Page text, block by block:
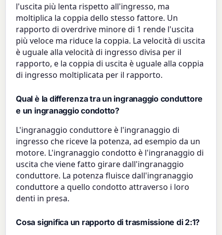
l'uscita più lenta rispetto all'ingresso, ma
moltiplica la coppia dello stesso fattore. Un
rapporto di overdrive minore di 1 rende l'uscita
più veloce ma riduce la coppia. La velocità di uscita
è uguale alla velocità di ingresso divisa per il
rapporto, e la coppia di uscita è uguale alla coppia
di ingresso moltiplicata per il rapporto.
Qual è la differenza tra un ingranaggio conduttore
e un ingranaggio condotto?
L'ingranaggio conduttore è l'ingranaggio di
ingresso che riceve la potenza, ad esempio da un
motore. L'ingranaggio condotto è l'ingranaggio di
uscita che viene fatto girare dall'ingranaggio
conduttore. La potenza fluisce dall'ingranaggio
conduttore a quello condotto attraverso i loro
denti in presa.
Cosa significa un rapporto di trasmissione di 2:1?